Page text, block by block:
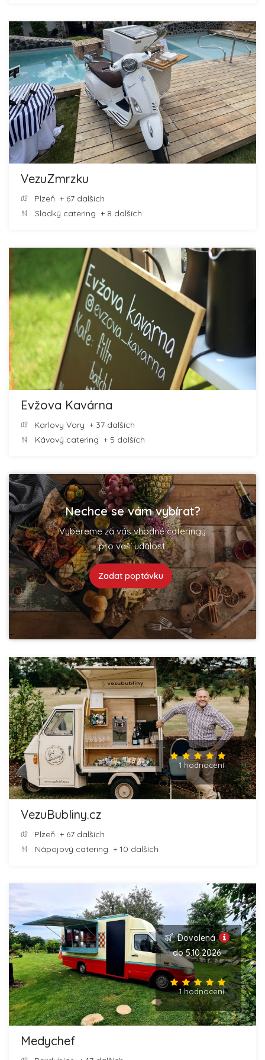
VezuZmrzku
Plzeň + 67 dalších
Sladký catering + 8 dalších
Evžova Kavárna
Karlovy Vary + 37 dalších
Kávový catering + 5 dalších
Nechce se vám vybírat?
Vybereme za vás vhodné cateringy
pro vaší událost.
Zadat poptávku
1 hodnocení
VezuBubliny.cz
Plzeň + 67 dalších
Nápojový catering + 10 dalších
Dovolená
do 5.10.2026
1 hodnocení
Medychef